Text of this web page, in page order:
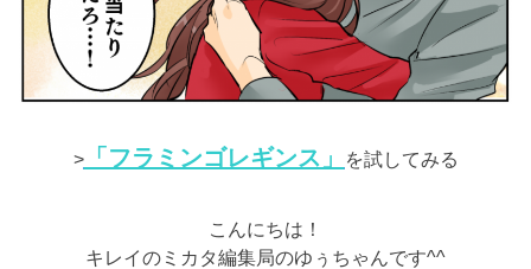
>「フラミンゴレギンス」 を試してみる
こんにちは！
キレイのミカタ編集局のゆぅちゃんです^^